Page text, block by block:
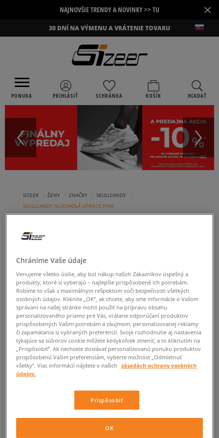
NAJNOVŠIE TRENDY A NOVINKY >> TU ×
30 DNÍ NA VÝMENU A VRÁTENIE TOVARU
PONUKA PRIHLÁSIŤ SCHRÁNKA KOŠÍK HĽADAŤ
SIZEER ŽENY ZNAČKY SKULLCANDY
SKULLCANDY SLÚCHADLÁ UPROCK PINK
Chránime Vaše údaje
Venujeme všetko úsilie, aby bol nákup našich Zákazníkov úspešný a
produkty, ktoré si vyberajú – najlepšie prispôsobené ich potrebám.
Robíme to však s maximálnym rešpektom voči bezpečnosti všetkých
osobných údajov. Kliknite „OK”, ak chcete, aby sme informácie o Vašom
správaní na našej stránke mohli použiť na prípravu obsahu
personalizovaného priamo pre Vás, vrátane odporúčaní produktov
prispôsobených Vašim potrebám a záujmom, personalizovanej reklamy
či zapamätania si vybraných preferencií. Svoje rozhodnutie aj nastavenia
týkajúce sa súborov cookie môžete kedykoľvek zmeniť, a to kliknutím na
„Prispôsobiť”. Ak nechcete dostávať personalizovanú ponuku produktov
prispôsobenú Vašim preferenciám, vyberte možnosť „Odmietnuť
všetky”. Viac informácií nájdete v našich
zásadách ochrany osobných
údajov.
Prispôsobiť
OK